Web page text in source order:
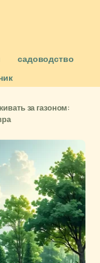
садоводство
за газоном: